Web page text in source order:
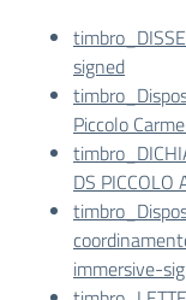
signed
Piccolo
DS
immersive-